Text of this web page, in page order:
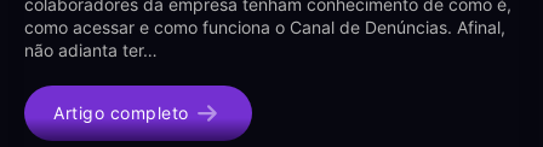
como acessar e como funciona o Canal de Denúncias. Afinal,
não adianta ter…
Artigo completo